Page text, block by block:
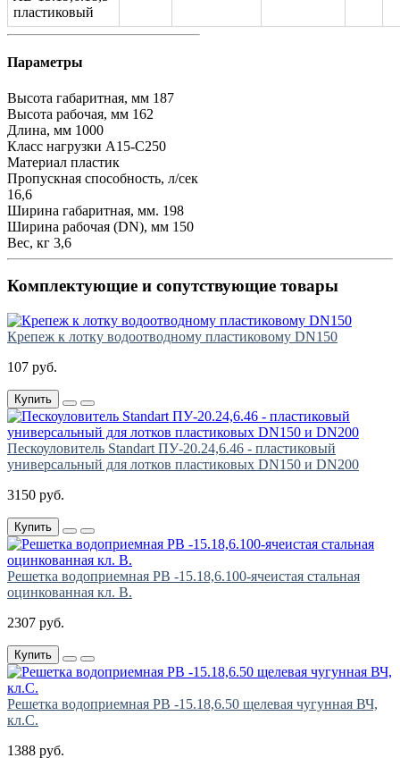
пластиковый
Параметры
Высота габаритная, мм 187
Высота рабочая, мм 162
Длина, мм 1000
Класс нагрузки А15-С250
Материал пластик
Пропускная способность, л/сек
16,6
Ширина габаритная, мм. 198
Ширина рабочая (DN), мм 150
Вес, кг 3,6
Комплектующие и сопутствующие товары
Крепеж к лотку водоотводному пластиковому DN150
107 руб.
Купить
Пескоуловитель Standart ПУ-20.24,6.46 - пластиковый
универсальный для лотков пластиковых DN150 и DN200
3150 руб.
Купить
Решетка водоприемная РВ -15.18,6.100-ячеистая стальная
оцинкованная кл. В.
2307 руб.
Купить
Решетка водоприемная РВ -15.18,6.50 щелевая чугунная ВЧ,
кл.С.
1388 руб.